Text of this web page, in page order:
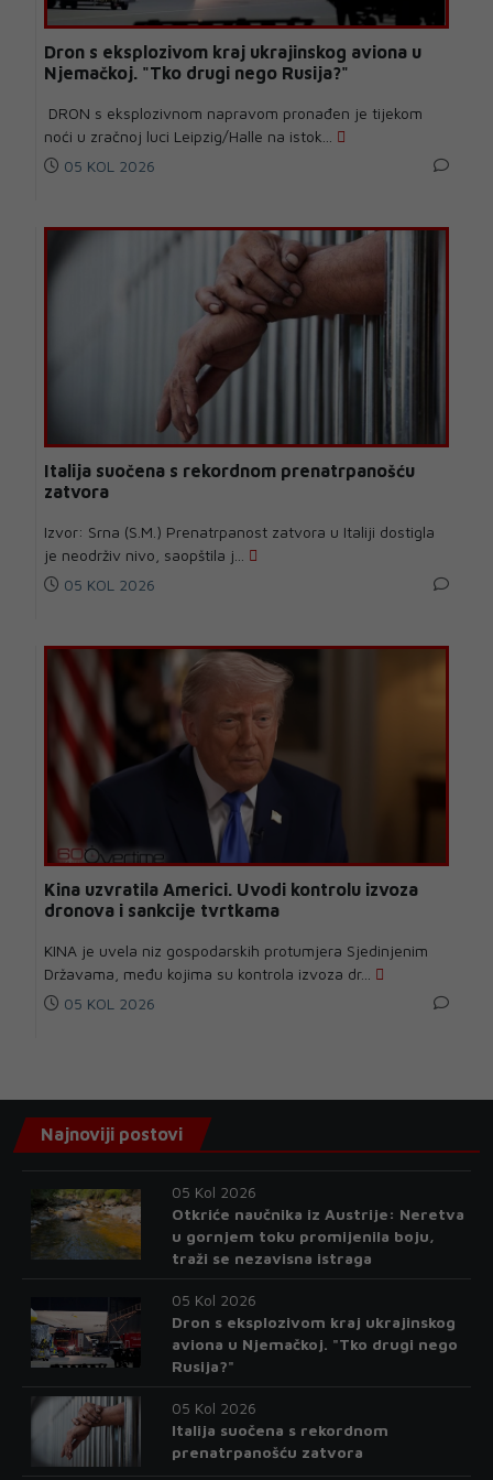
Dron s eksplozivom kraj ukrajinskog aviona u
Njemačkoj. "Tko drugi nego Rusija?"
DRON s eksplozivnom napravom pronađen je tijekom
noći u zračnoj luci Leipzig/Halle na istok...
05 KOL 2026
Italija suočena s rekordnom prenatrpanošću
zatvora
Izvor: Srna (S.M.) Prenatrpanost zatvora u Italiji dostigla
je neodrživ nivo, saopštila j...
05 KOL 2026
Kina uzvratila Americi. Uvodi kontrolu izvoza
dronova i sankcije tvrtkama
KINA je uvela niz gospodarskih protumjera Sjedinjenim
Državama, među kojima su kontrola izvoza dr...
05 KOL 2026
Najnoviji postovi
05 Kol 2026
Otkriće naučnika iz Austrije: Neretva
u gornjem toku promijenila boju,
traži se nezavisna istraga
05 Kol 2026
Dron s eksplozivom kraj ukrajinskog
aviona u Njemačkoj. "Tko drugi nego
Rusija?"
05 Kol 2026
Italija suočena s rekordnom
prenatrpanošću zatvora